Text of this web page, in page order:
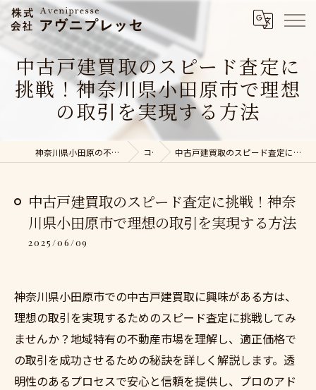
中古戸建買取のスピード査定に
挑戦！神奈川県小田原市で理想
の取引を実現する方法
神奈川県小田原の不動産売却なら株式会社アヴニプレッセ コラム 中古戸建買取のスピード査定に挑戦！神奈川県小田原市で理想の取引を実現する方法
中古戸建買取のスピード査定に挑戦！神奈
川県小田原市で理想の取引を実現する方法
2025/06/09
神奈川県小田原市での中古戸建買取に興味がある方は、
理想の取引を実現するためのスピード査定に挑戦してみ
ませんか？地域特有の不動産市場を理解し、適正価格で
の取引を成功させるための秘訣を詳しく解説します。透
明性のあるプロセスで安心と信頼を提供し、プロのアド